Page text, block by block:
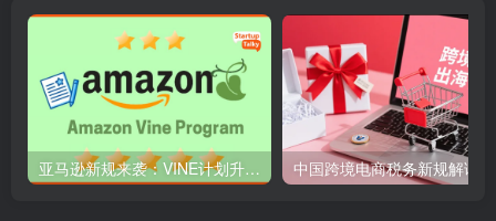
亚马逊新规来袭：VINE计划升级，开启卖家新机遇！